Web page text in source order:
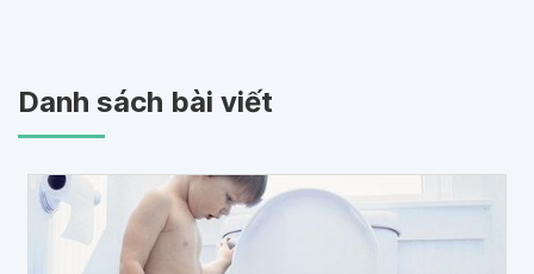
Danh sách bài viết